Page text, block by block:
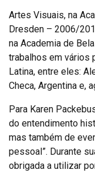
Artes Visuais, na
Dresden – 2006/
na Academia de
trabalhos em vários
Latina, entre eles:
Checa, Argentina e,
Para Karen
do entendimento
mas também de
pessoal”. Durante
obrigada a utilizar